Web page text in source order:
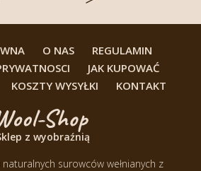
O NAS
REGULAMIN
JAK KUPOWAĆ
KOSZTY WYSYŁKI KONTAKT
z wyobraźnią
naturalnych surowców wełnianych z